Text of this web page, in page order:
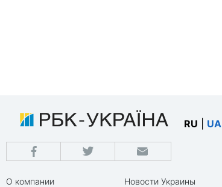
RU UA
О компании
Новости Украины